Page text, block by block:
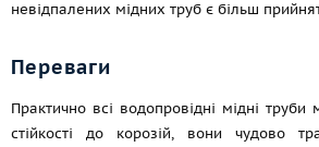
невідпалених мідних труб є більш
Переваги
Практично всі водопровідні мідні
стійкості до корозій, вони чудово